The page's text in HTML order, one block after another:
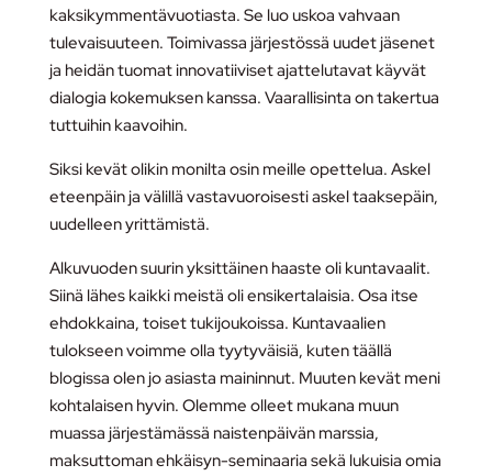
kaksikymmentävuotiasta. Se luo uskoa vahvaan
tulevaisuuteen. Toimivassa järjestössä uudet jäsenet
ja heidän tuomat innovatiiviset ajattelutavat käyvät
dialogia kokemuksen kanssa. Vaarallisinta on takertua
tuttuihin kaavoihin.
Siksi kevät olikin monilta osin meille opettelua. Askel
eteenpäin ja välillä vastavuoroisesti askel taaksepäin,
uudelleen yrittämistä.
Alkuvuoden suurin yksittäinen haaste oli kuntavaalit.
Siinä lähes kaikki meistä oli ensikertalaisia. Osa itse
ehdokkaina, toiset tukijoukoissa. Kuntavaalien
tulokseen voimme olla tyytyväisiä, kuten täällä
blogissa olen jo asiasta maininnut. Muuten kevät meni
kohtalaisen hyvin. Olemme olleet mukana muun
muassa järjestämässä naistenpäivän marssia,
maksuttoman ehkäisyn-seminaaria sekä lukuisia omia